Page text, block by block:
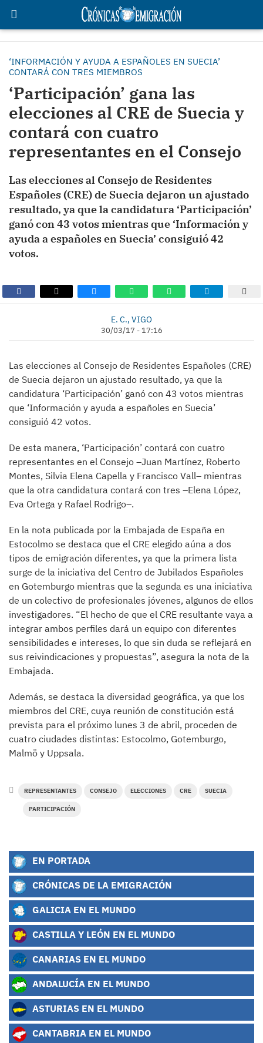
‘INFORMACIÓN Y AYUDA A ESPAÑOLES EN SUECIA’
CONTARÁ CON TRES MIEMBROS
‘Participación’ gana las
elecciones al CRE de Suecia y
contará con cuatro
representantes en el Consejo
Las elecciones al Consejo de Residentes
Españoles (CRE) de Suecia dejaron un ajustado
resultado, ya que la candidatura ‘Participación’
ganó con 43 votos mientras que ‘Información y
ayuda a españoles en Suecia’ consiguió 42
votos.
E. C., VIGO
30/03/17 - 17:16
Las elecciones al Consejo de Residentes Españoles (CRE)
de Suecia dejaron un ajustado resultado, ya que la
candidatura ‘Participación’ ganó con 43 votos mientras
que ‘Información y ayuda a españoles en Suecia’
consiguió 42 votos.
De esta manera, ‘Participación’ contará con cuatro
representantes en el Consejo –Juan Martínez, Roberto
Montes, Silvia Elena Capella y Francisco Vall– mientras
que la otra candidatura contará con tres –Elena López,
Eva Ortega y Rafael Rodrigo–.
En la nota publicada por la Embajada de España en
Estocolmo se destaca que el CRE elegido aúna a dos
tipos de emigración diferentes, ya que la primera lista
surge de la iniciativa del Centro de Jubilados Españoles
en Gotemburgo mientras que la segunda es una iniciativa
de un colectivo de profesionales jóvenes, algunos de ellos
investigadores. “El hecho de que el CRE resultante vaya a
integrar ambos perfiles dará un equipo con diferentes
sensibilidades e intereses, lo que sin duda se reflejará en
sus reivindicaciones y propuestas”, asegura la nota de la
Embajada.
Además, se destaca la diversidad geográfica, ya que los
miembros del CRE, cuya reunión de constitución está
prevista para el próximo lunes 3 de abril, proceden de
cuatro ciudades distintas: Estocolmo, Gotemburgo,
Malmö y Uppsala.
REPRESENTANTES CONSEJO ELECCIONES CRE SUECIA
PARTICIPACIÓN
EN PORTADA
CRÓNICAS DE LA EMIGRACIÓN
GALICIA EN EL MUNDO
CASTILLA Y LEÓN EN EL MUNDO
CANARIAS EN EL MUNDO
ANDALUCÍA EN EL MUNDO
ASTURIAS EN EL MUNDO
CANTABRIA EN EL MUNDO